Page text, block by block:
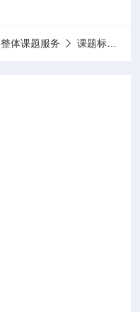
整体课题服务 课题标书设计项目申报